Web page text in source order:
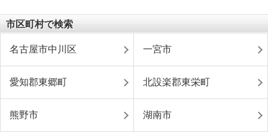
市区町村で検索
名古屋市中川区 一宮市
愛知郡東郷町 北設楽郡東栄町
熊野市 湖南市